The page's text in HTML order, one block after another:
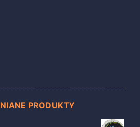
PRODUKTY